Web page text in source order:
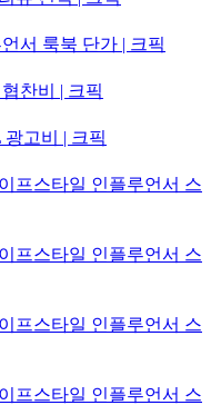
서 룩북 단가 | 크픽
찬비 | 크픽
고비 | 크픽
프스타일 인플루언서 스
프스타일 인플루언서 스
프스타일 인플루언서 스
프스타일 인플루언서 스